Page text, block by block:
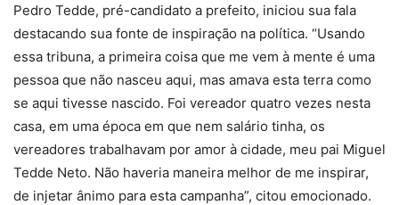
Pedro Tedde, pré-candidato a prefeito, iniciou sua fala
destacando sua fonte de inspiração na política. “Usando
essa tribuna, a primeira coisa que me vem à mente é uma
pessoa que não nasceu aqui, mas amava esta terra como
se aqui tivesse nascido. Foi vereador quatro vezes nesta
casa, em uma época em que nem salário tinha, os
vereadores trabalhavam por amor à cidade, meu pai Miguel
Tedde Neto. Não haveria maneira melhor de me inspirar,
de injetar ânimo para esta campanha”, citou emocionado.